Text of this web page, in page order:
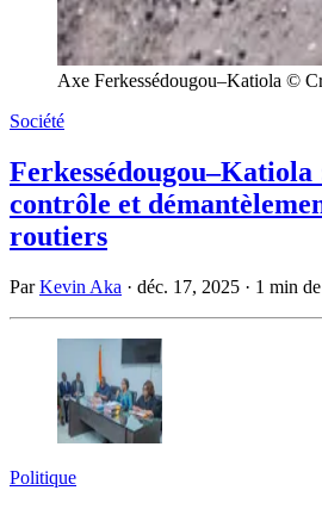
Axe Ferkessédougou–Katiola ©
Société
Ferkessédougou–Katiola
contrôle et
routiers
ParKevin Aka · déc. 17, 2025 · 1 min
Politique